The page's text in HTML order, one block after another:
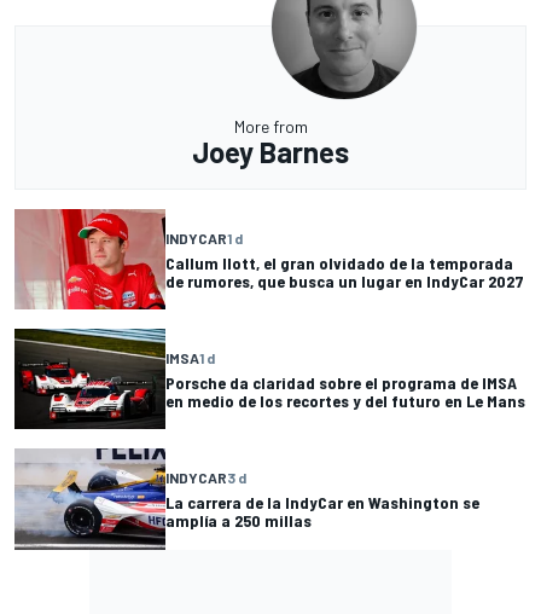
More from
Joey Barnes
INDYCAR1 d
Callum Ilott, el gran olvidado de la temporada
de rumores, que busca un lugar en IndyCar 2027
IMSA1 d
Porsche da claridad sobre el programa de IMSA
en medio de los recortes y del futuro en Le Mans
INDYCAR3 d
La carrera de la IndyCar en Washington se
amplía a 250 millas